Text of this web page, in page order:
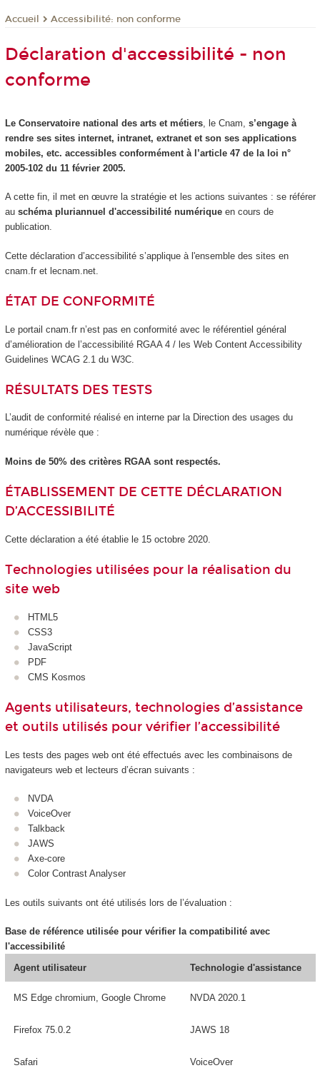
Accueil Accessibilité: non conforme
Déclaration d'accessibilité - non
conforme
Le Conservatoire national des arts et métiers, le Cnam, s’engage à
rendre ses sites internet, intranet, extranet et son ses applications
mobiles, etc. accessibles conformément à l’article 47 de la loi n°
2005-102 du 11 février 2005.
A cette fin, il met en œuvre la stratégie et les actions suivantes : se référer
au schéma pluriannuel d'accessibilité numériqueen cours de
publication.
Cette déclaration d’accessibilité s’applique à l'ensemble des sites en
cnam.fr et lecnam.net.
ÉTAT DE CONFORMITÉ
Le portail cnam.fr n’est pas en conformité avec le référentiel général
d’amélioration de l’accessibilité RGAA 4 / les Web Content Accessibility
Guidelines WCAG 2.1 du W3C.
RÉSULTATS DES TESTS
L’audit de conformité réalisé en interne par la Direction des usages du
numérique révèle que :
Moins de 50% des critères RGAA sont respectés.
ÉTABLISSEMENT DE CETTE DÉCLARATION
D’ACCESSIBILITÉ
Cette déclaration a été établie le 15 octobre 2020.
Technologies utilisées pour la réalisation du
site web
HTML5
CSS3
JavaScript
PDF
CMS Kosmos
Agents utilisateurs, technologies d’assistance
et outils utilisés pour vérifier l’accessibilité
Les tests des pages web ont été effectués avec les combinaisons de
navigateurs web et lecteurs d’écran suivants :
NVDA
VoiceOver
Talkback
JAWS
Axe-core
Color Contrast Analyser
Les outils suivants ont été utilisés lors de l’évaluation :
Base de référence utilisée pour vérifier la compatibilité avec
l'accessibilité
Agent utilisateur
Technologie d'assistance
MS Edge chromium, Google Chrome NVDA 2020.1
Firefox 75.0.2 JAWS 18
Safari VoiceOver